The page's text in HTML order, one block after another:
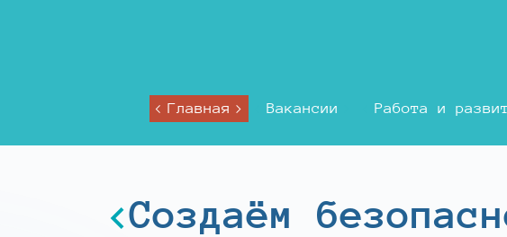
Главная Вакансии Работа и
Создаём